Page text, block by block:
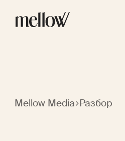
Mellow Media Разбор